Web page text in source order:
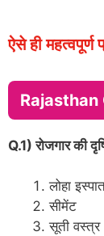
ऐसे ही
Rajasthan
Q.1) रोजगार की
लोहा
सीमेंट
सूती वस्त्र